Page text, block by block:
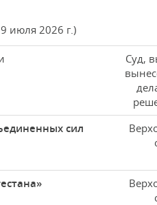
июля 2026 г.)
Суд,
сил